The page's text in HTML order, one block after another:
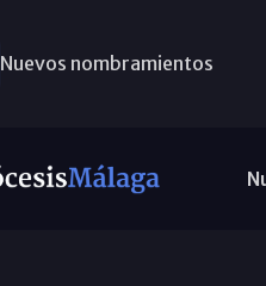
Nuevos nombramientos